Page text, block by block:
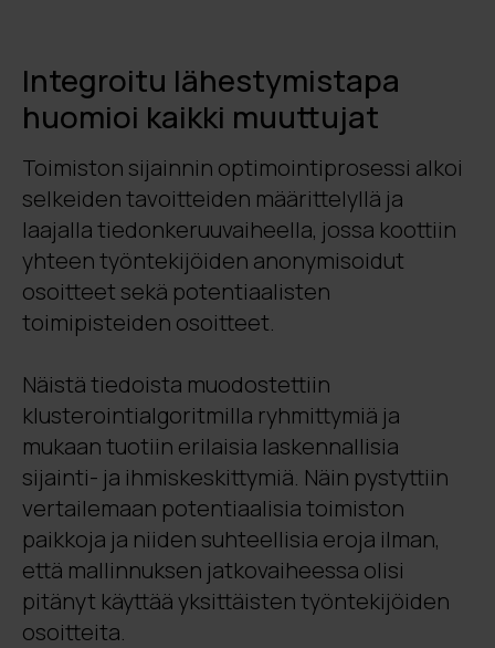
Integroitu lähestymistapa
huomioi kaikki muuttujat
Toimiston sijainnin optimointiprosessi alkoi
selkeiden tavoitteiden määrittelyllä ja
laajalla tiedonkeruuvaiheella, jossa koottiin
yhteen työntekijöiden anonymisoidut
osoitteet sekä potentiaalisten
toimipisteiden osoitteet.
Näistä tiedoista muodostettiin
klusterointialgoritmilla ryhmittymiä ja
mukaan tuotiin erilaisia laskennallisia
sijainti- ja ihmiskeskittymiä. Näin pystyttiin
vertailemaan potentiaalisia toimiston
paikkoja ja niiden suhteellisia eroja ilman,
että mallinnuksen jatkovaiheessa olisi
pitänyt käyttää yksittäisten työntekijöiden
osoitteita.